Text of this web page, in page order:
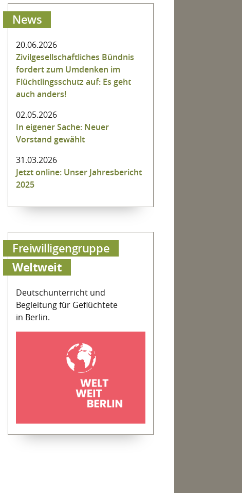
News
20.06.2026
Zivilgesellschaftliches Bündnis
fordert zum Umdenken im
Flüchtlingsschutz auf: Es geht
auch anders!
02.05.2026
In eigener Sache: Neuer
Vorstand gewählt
31.03.2026
Jetzt online: Unser Jahresbericht
2025
Freiwilligengruppe
Weltweit
Deutschunterricht und
Begleitung für Geflüchtete
in Berlin.